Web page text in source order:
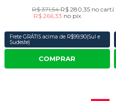
R$ 371,54R$ 280,35 no cartão
R$ 266,33 no pix
Frete GRÁTIS acima de R$99,90(Sul e
Sudeste)
COMPRAR